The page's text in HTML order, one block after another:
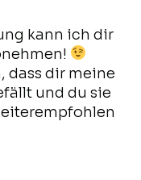
kann ich dir
dass dir meine
und du sie